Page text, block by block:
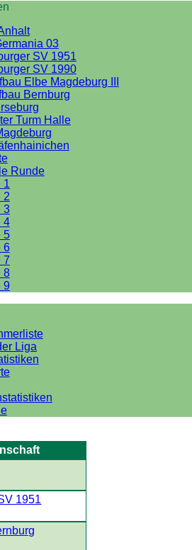
03
SV 1951
SV 1990
Elbe Magdeburg III
Bernburg
Turm Halle
Runde
1
2
3
4
5
6
7
8
9
Liga
1951